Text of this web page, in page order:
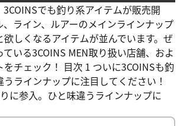
でも釣り系アイテムが販売開
ライン、ルアーのメインラインナップ
しくなるアイテムが並んでいます。ぜ
いる3COINS MEN取り扱い店舗、およ
チェック！ 目次 1 ついに3COINSも釣
ラインナップに注目してください！
に参入。ひと味違うラインナップに